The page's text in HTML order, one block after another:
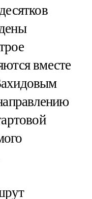
вместе